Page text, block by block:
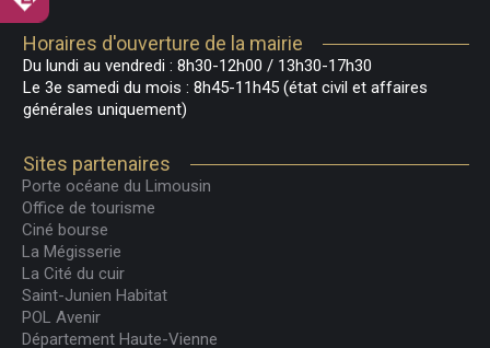
Horaires d'ouverture de la mairie
Du lundi au vendredi : 8h30-12h00 / 13h30-17h30
Le 3e samedi du mois : 8h45-11h45 (état civil et affaires
générales uniquement)
Sites partenaires
Porte océane du Limousin
Office de tourisme
Ciné bourse
La Mégisserie
La Cité du cuir
Saint-Junien Habitat
POL Avenir
Département Haute-Vienne